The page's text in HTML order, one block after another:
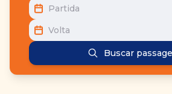
Partida
Volta
Buscar